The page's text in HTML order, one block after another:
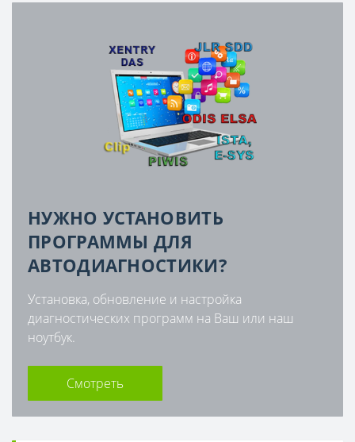
НУЖНО УСТАНОВИТЬ
ПРОГРАММЫ ДЛЯ
АВТОДИАГНОСТИКИ?
Установка, обновление и настройка
диагностических программ на Ваш или наш
ноутбук.
Смотреть